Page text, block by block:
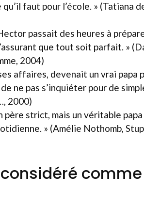
faut pour l’école. » (Tatiana
passait des heures à
que tout soit parfait. »
2004)
affaires, devenait un vrai papa
ne pas s’inquiéter pour de
2000)
père strict, mais un véritable
» (Amélie Nothomb,